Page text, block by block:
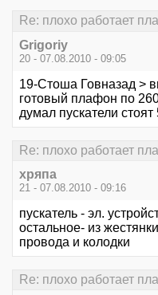
Re: плохо работает
Grigoriy
20 - 07.08.2010 - 09:05
19-Стоша Говназад >
готовый плафон по
думал пускатели
Re: плохо работает
хряпа
21 - 07.08.2010 - 09:16
пускатель - эл.
остальное- из
провода и колодки
Re: плохо работает